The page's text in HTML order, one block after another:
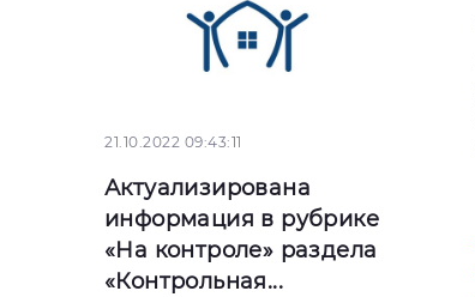
21.10.2022 09:43:11
Актуализирована
информация в рубрике
«На контроле» раздела
«Контрольная...